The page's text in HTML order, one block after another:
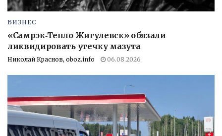
БИЗНЕС
«Самрэк‑Тепло Жигулевск» обязали
ликвидировать утечку мазута
Николай Краснов, oboz.info 06.08.2026